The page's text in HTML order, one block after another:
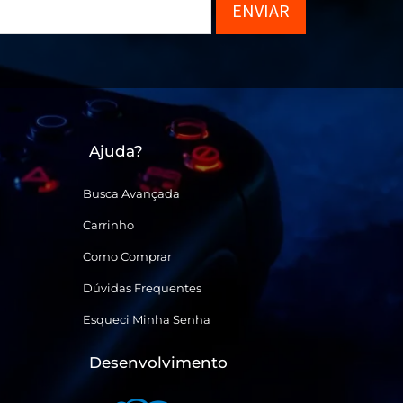
ENVIAR
Ajuda?
Busca Avançada
Carrinho
Como Comprar
Dúvidas Frequentes
Esqueci Minha Senha
Desenvolvimento